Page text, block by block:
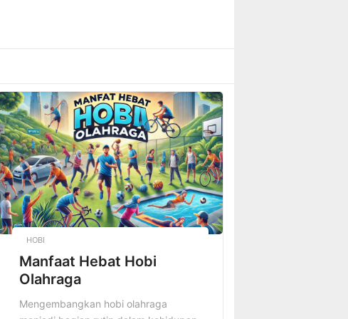
HOBI
Manfaat Hebat Hobi
Olahraga
Mengembangkan hobi olahraga